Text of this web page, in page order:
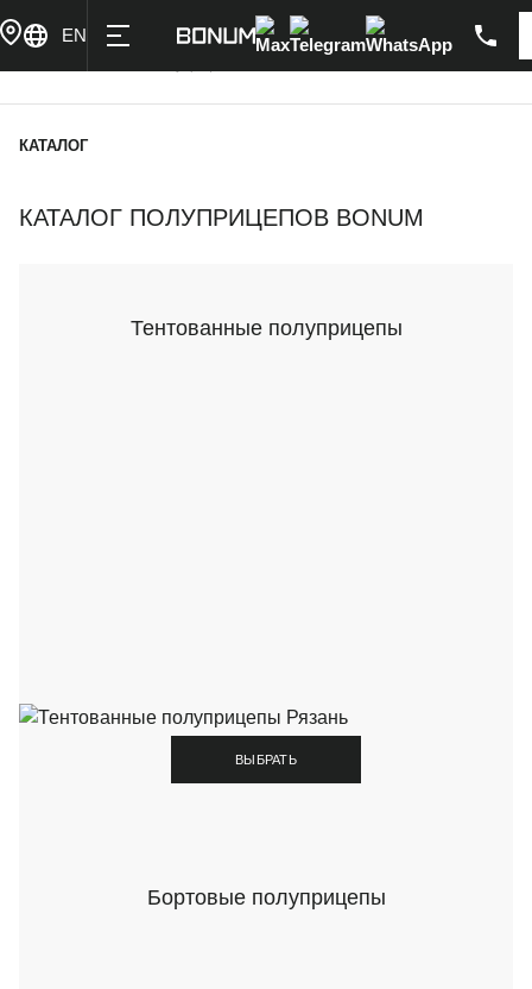
Max Telegram
WhatsApp
EN
КАТАЛОГ
КАТАЛОГ ПОЛУПРИЦЕПОВ BONUM
Тентованные полуприцепы
ВЫБРАТЬ
Бортовые полуприцепы